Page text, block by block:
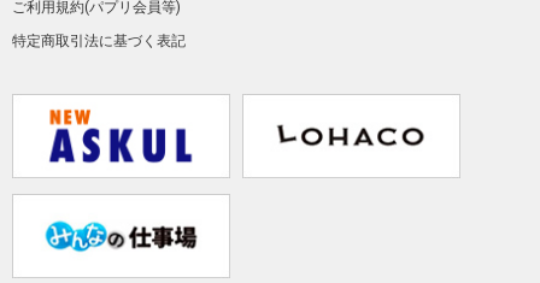
ご利用規約(パプリ会員等)
特定商取引法に基づく表記